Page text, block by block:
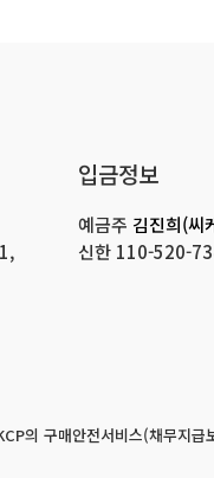
입금정보
예금주 김진희(씨
신한110-520-
의 구매안전서비스(채무지